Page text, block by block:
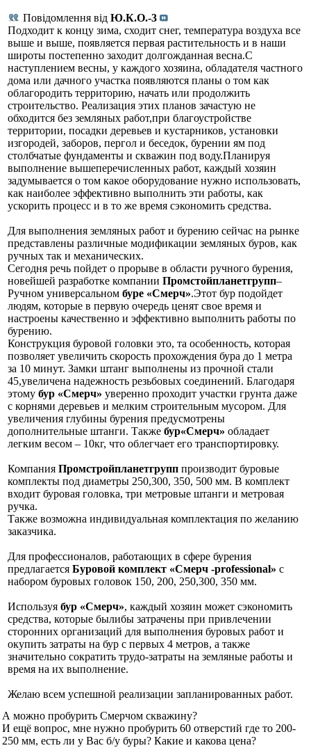
Повідомлення від Ю.К.О.-3
Подходит к концу зима, сходит снег, температура воздуха все
выше и выше, появляется первая растительность и в наши
широты постепенно заходит долгожданная весна.С
наступлением весны, у каждого хозяина, обладателя частного
дома или дачного участка появляются планы о том как
облагородить территорию, начать или продолжить
строительство. Реализация этих планов зачастую не
обходится без земляных работ,при благоустройстве
территории, посадки деревьев и кустарников, установки
изгородей, заборов, пергол и беседок, бурении ям под
столбчатые фундаменты и скважин под воду.Планируя
выполнение вышеперечисленных работ, каждый хозяин
задумывается о том какое оборудование нужно использовать,
как наиболее эффективно выполнить эти работы, как
ускорить процесс и в то же время сэкономить средства.
Для выполнения земляных работ и бурению сейчас на рынке
представлены различные модификации земляных буров, как
ручных так и механических.
Сегодня речь пойдет о прорыве в области ручного бурения,
новейшей разработке компании Промстойпланетгрупп–
Ручном универсальном буре «Смерч».Этот бур подойдет
людям, которые в первую очередь ценят свое время и
настроены качественно и эффективно выполнить работы по
бурению.
Конструкция буровой головки это, та особенность, которая
позволяет увеличить скорость прохождения бура до 1 метра
за 10 минут. Замки штанг выполнены из прочной стали
45,увеличена надежность резьбовых соединений. Благодаря
этому бур «Смерч» уверенно проходит участки грунта даже
с корнями деревьев и мелким строительным мусором. Для
увеличения глубины бурения предусмотрены
дополнительные штанги. Также бур«Смерч» обладает
легким весом – 10кг, что облегчает его транспортировку.
Компания Промстройпланетгрупп производит буровые
комплекты под диаметры 250,300, 350, 500 мм. В комплект
входит буровая головка, три метровые штанги и метровая
ручка.
Также возможна индивидуальная комплектация по желанию
заказчика.
Для профессионалов, работающих в сфере бурения
предлагается Буровой комплект «Смерч -professional» с
набором буровых головок 150, 200, 250,300, 350 мм.
Используя бур «Смерч», каждый хозяин может сэкономить
средства, которые былибы затрачены при привлечении
сторонних организаций для выполнения буровых работ и
окупить затраты на бур с первых 4 метров, а также
значительно сократить трудо-затраты на земляные работы и
время на их выполнение.
Желаю всем успешной реализации запланированных работ.
А можно пробурить Смерчом скважину?
И ещё вопрос, мне нужно пробурить 60 отверстий где то 200-
250 мм, есть ли у Вас б/у буры? Какие и какова цена?